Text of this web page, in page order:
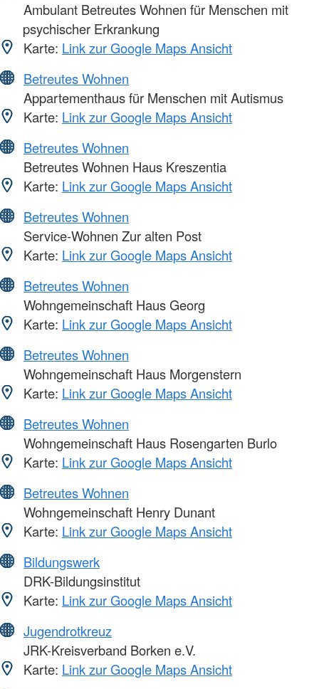
Ambulant Betreutes Wohnen für Menschen mit
psychischer Erkrankung
Karte: Link zur Google Maps Ansicht
Betreutes Wohnen
Appartementhaus für Menschen mit Autismus
Karte: Link zur Google Maps Ansicht
Betreutes Wohnen
Betreutes Wohnen Haus Kreszentia
Karte: Link zur Google Maps Ansicht
Betreutes Wohnen
Service-Wohnen Zur alten Post
Karte: Link zur Google Maps Ansicht
Betreutes Wohnen
Wohngemeinschaft Haus Georg
Karte: Link zur Google Maps Ansicht
Betreutes Wohnen
Wohngemeinschaft Haus Morgenstern
Karte: Link zur Google Maps Ansicht
Betreutes Wohnen
Wohngemeinschaft Haus Rosengarten Burlo
Karte: Link zur Google Maps Ansicht
Betreutes Wohnen
Wohngemeinschaft Henry Dunant
Karte: Link zur Google Maps Ansicht
Bildungswerk
DRK-Bildungsinstitut
Karte: Link zur Google Maps Ansicht
Jugendrotkreuz
JRK-Kreisverband Borken e.V.
Karte: Link zur Google Maps Ansicht